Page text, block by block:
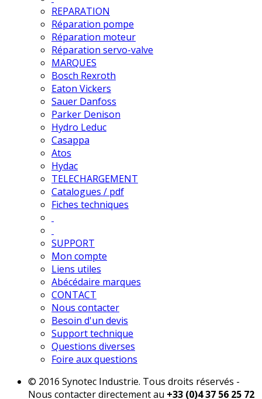
REPARATION
Réparation pompe
Réparation moteur
Réparation servo-valve
MARQUES
Bosch Rexroth
Eaton Vickers
Sauer Danfoss
Parker Denison
Hydro Leduc
Casappa
Atos
Hydac
TELECHARGEMENT
Catalogues / pdf
Fiches techniques
SUPPORT
Mon compte
Liens utiles
Abécédaire marques
CONTACT
Nous contacter
Besoin d'un devis
Support technique
Questions diverses
Foire aux questions
© 2016 Synotec Industrie. Tous droits réservés -
Nous contacter directement au +33 (0)4 37 56 25 72